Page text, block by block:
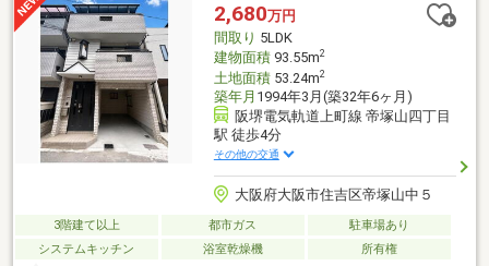
2,680万円
間取り 5LDK
建物面積93.55m2
土地面積53.24m2
築年月 1994年3月(築32年6ヶ月)
阪堺電気軌道上町線 帝塚山四丁目
駅 徒歩4分
その他の交通
大阪府大阪市住吉区帝塚山中５
3階建て以上 都市ガス
駐車場あり
システムキッチン
浴室乾燥機 所有権